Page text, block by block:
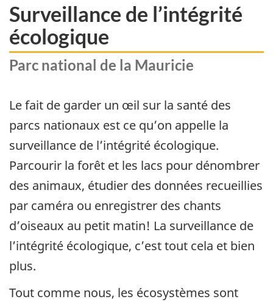
Surveillance de l’intégrité
écologique
Parc national de la Mauricie
Le fait de garder un œil sur la santé des
parcs nationaux est ce qu’on appelle la
surveillance de l’intégrité écologique.
Parcourir la forêt et les lacs pour dénombrer
des animaux, étudier des données recueillies
par caméra ou enregistrer des chants
d’oiseaux au petit matin! La surveillance de
l’intégrité écologique, c’est tout cela et bien
plus.
Tout comme nous, les écosystèmes sont